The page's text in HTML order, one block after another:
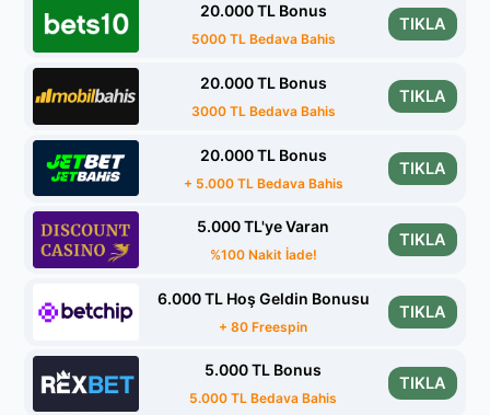
20.000 TL Bonus
5000 TL Bedava Bahis
TIKLA
20.000 TL Bonus
3000 TL Bedava Bahis
TIKLA
20.000 TL Bonus
+ 5.000 TL Bedava Bahis
TIKLA
5.000 TL'ye Varan
%100 Nakit İade!
TIKLA
6.000 TL Hoş Geldin Bonusu
+ 80 Freespin
TIKLA
5.000 TL Bonus
5.000 TL Bedava Bahis
TIKLA